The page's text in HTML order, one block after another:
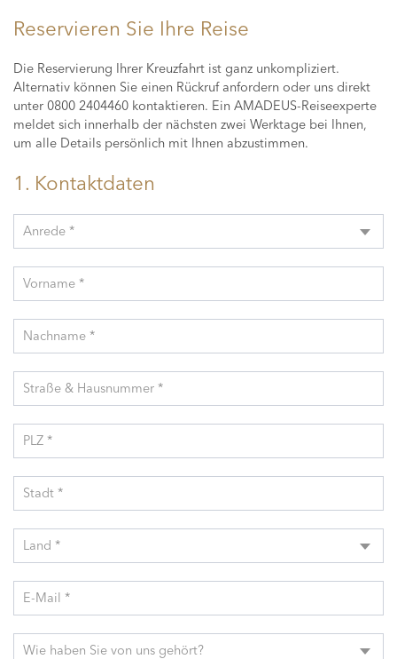
Reservieren Sie Ihre Reise
Die Reservierung Ihrer Kreuzfahrt ist ganz unkompliziert.
Alternativ können Sie einen Rückruf anfordern oder uns direkt
unter 0800 2404460 kontaktieren. Ein AMADEUS-Reiseexperte
meldet sich innerhalb der nächsten zwei Werktage bei Ihnen,
um alle Details persönlich mit Ihnen abzustimmen.
1. Kontaktdaten
Anrede *
Vorname *
Nachname *
Straße & Hausnummer *
PLZ *
Stadt *
Land *
E-Mail *
Wie haben Sie von uns gehört?